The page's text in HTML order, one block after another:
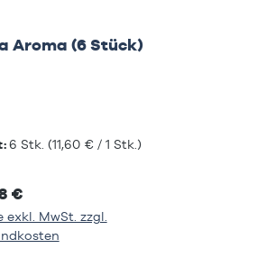
Aroma (6 Stück)
6 Stk. (11,60 € / 1 Stk.)
€
exkl. MwSt. zzgl.